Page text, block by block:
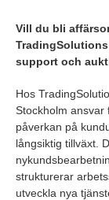
Vill du bli
support och
Hos
Stockholm ansvar
påverkan på
långsiktig tillväxt.
strukturerar
utveckla nya